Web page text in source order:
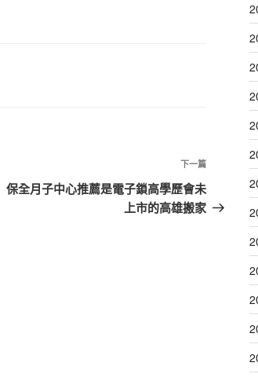
下
一
篇
下一篇
保全月子中心推薦是電子鎖高學歷會未
上市的高雄搬家